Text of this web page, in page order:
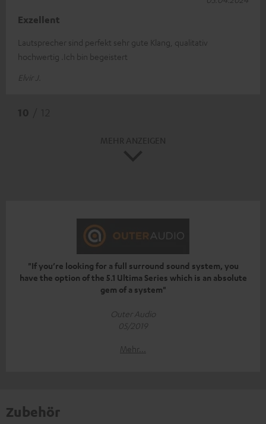
Exzellent
Lautsprecher sind perfekt sehr gute Klang, qualitativ
hochwertig .Ich bin begeistert
Elvir J.
"If you’re looking for a full surround sound system, you
have the option of the 5.1 Ultima Series which is an absolute
gem of a system"
Outer Audio
05/2019
Mehr...
Zubehör